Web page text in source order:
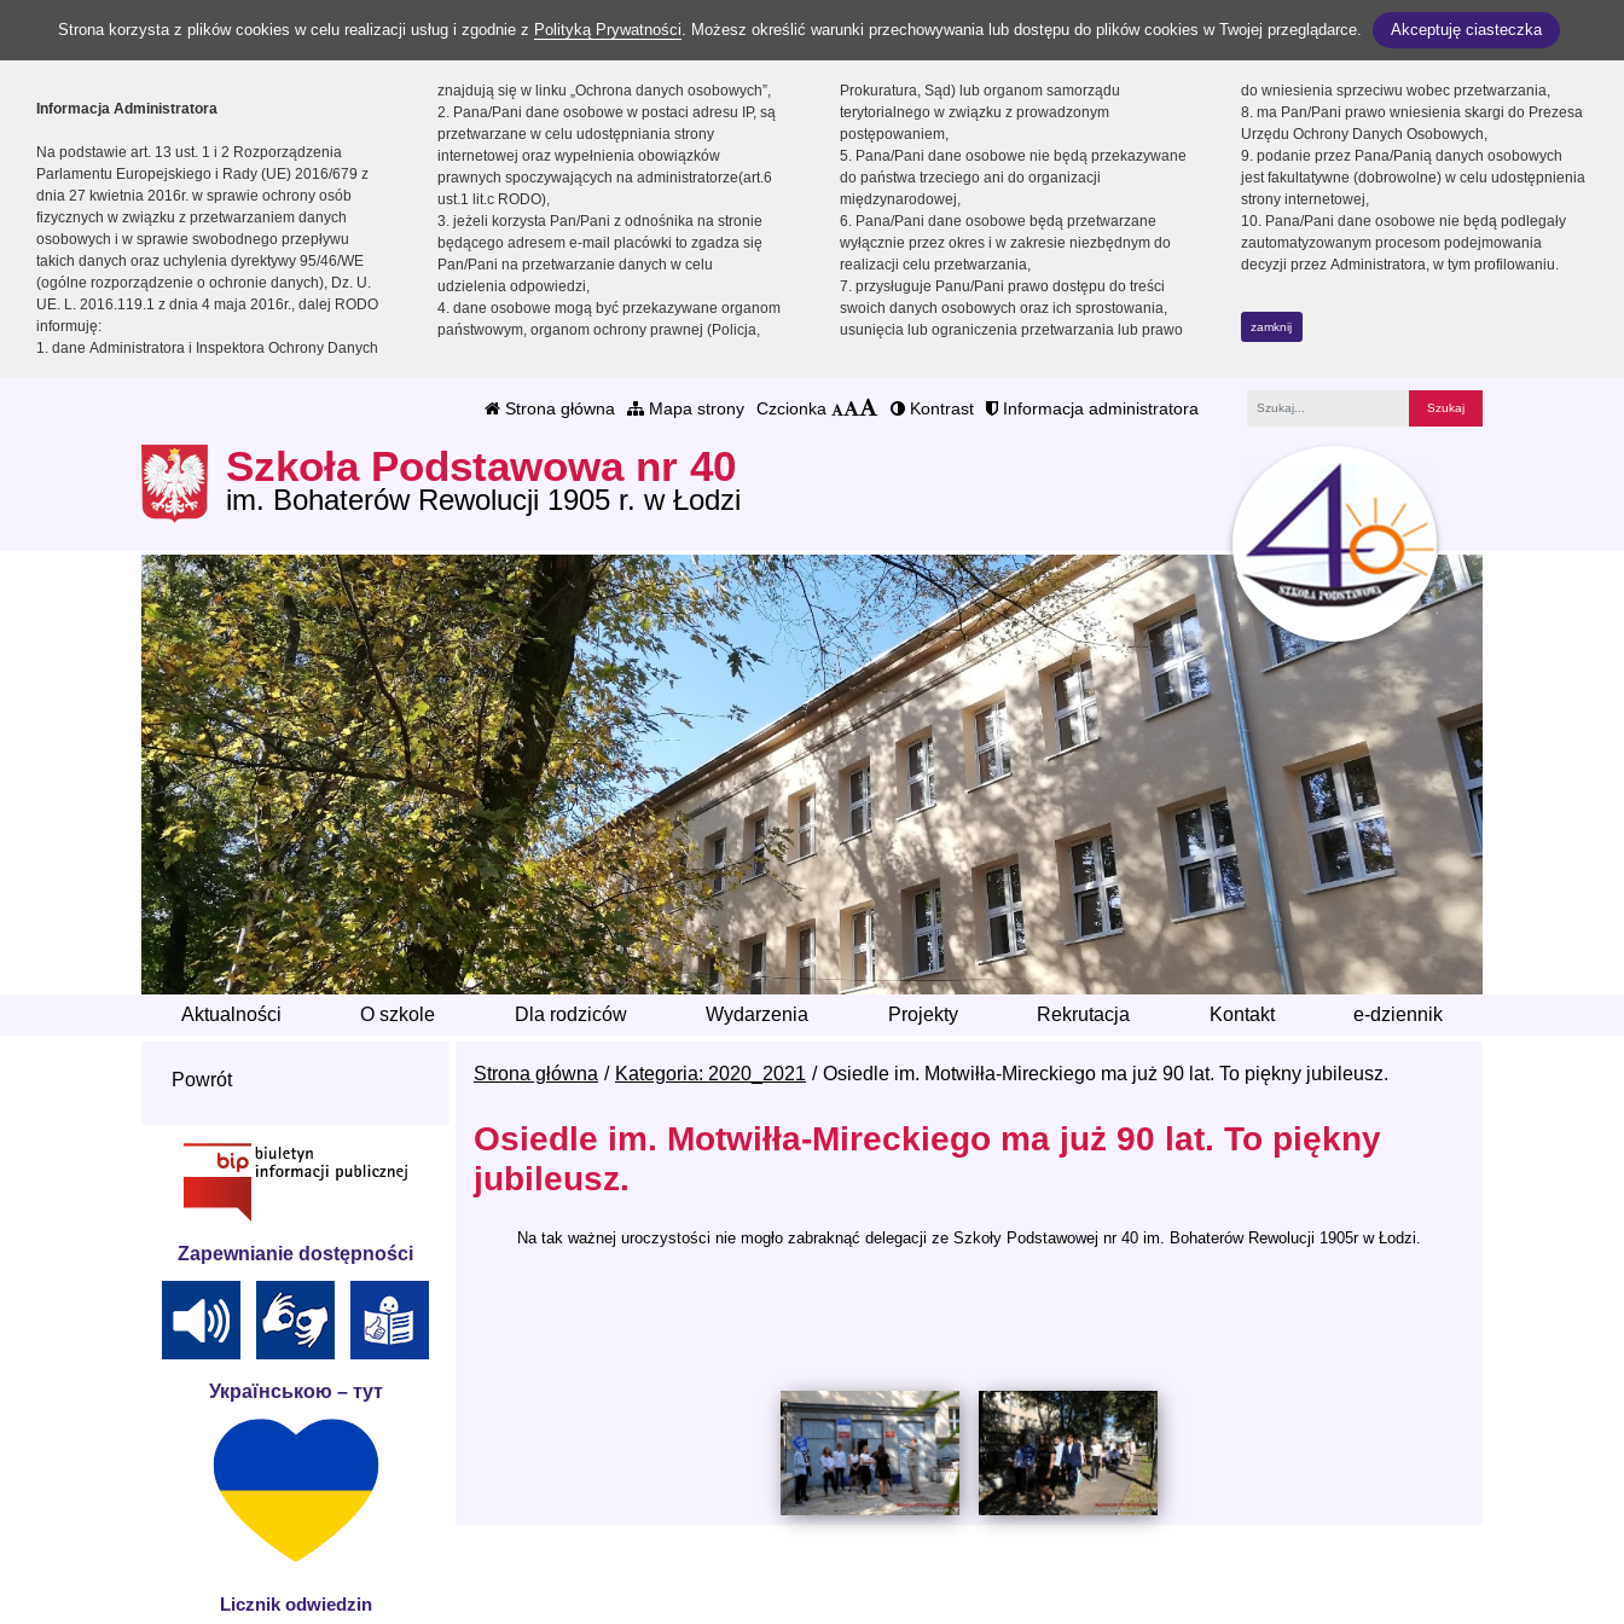
Strona korzysta z plików cookies w celu realizacji usług i zgodnie z Polityką Prywatności. Możesz określić warunki przechowywania lub dostępu do plików cookies w Twojej przeglądarce. Akceptuję ciasteczka
Informacja Administratora
Na podstawie art. 13 ust. 1 i 2 Rozporządzenia
Parlamentu Europejskiego i Rady (UE) 2016/679 z
dnia 27 kwietnia 2016r. w sprawie ochrony osób
fizycznych w związku z przetwarzaniem danych
osobowych i w sprawie swobodnego przepływu
takich danych oraz uchylenia dyrektywy 95/46/WE
(ogólne rozporządzenie o ochronie danych), Dz. U.
UE. L. 2016.119.1 z dnia 4 maja 2016r., dalej RODO
informuję:
1. dane Administratora i Inspektora Ochrony Danych
znajdują się w linku „Ochrona danych osobowych”,
2. Pana/Pani dane osobowe w postaci adresu IP, są
przetwarzane w celu udostępniania strony
internetowej oraz wypełnienia obowiązków
prawnych spoczywających na administratorze(art.6
ust.1 lit.c RODO),
3. jeżeli korzysta Pan/Pani z odnośnika na stronie
będącego adresem e-mail placówki to zgadza się
Pan/Pani na przetwarzanie danych w celu
udzielenia odpowiedzi,
4. dane osobowe mogą być przekazywane organom
państwowym, organom ochrony prawnej (Policja,
Prokuratura, Sąd) lub organom samorządu
terytorialnego w związku z prowadzonym
postępowaniem,
5. Pana/Pani dane osobowe nie będą przekazywane
do państwa trzeciego ani do organizacji
międzynarodowej,
6. Pana/Pani dane osobowe będą przetwarzane
wyłącznie przez okres i w zakresie niezbędnym do
realizacji celu przetwarzania,
7. przysługuje Panu/Pani prawo dostępu do treści
swoich danych osobowych oraz ich sprostowania,
usunięcia lub ograniczenia przetwarzania lub prawo
do wniesienia sprzeciwu wobec przetwarzania,
8. ma Pan/Pani prawo wniesienia skargi do Prezesa
Urzędu Ochrony Danych Osobowych,
9. podanie przez Pana/Panią danych osobowych
jest fakultatywne (dobrowolne) w celu udostępnienia
strony internetowej,
10. Pana/Pani dane osobowe nie będą podlegały
zautomatyzowanym procesom podejmowania
decyzji przez Administratora, w tym profilowaniu.
zamknij
Strona główna Mapa strony Czcionka Kontrast Informacja administratora
Szkoła Podstawowa nr 40
im. Bohaterów Rewolucji 1905 r. w Łodzi
Aktualności O szkole Dla rodziców Wydarzenia Projekty Rekrutacja Kontakt e-dziennik
Strona główna Kategoria: 2020_2021 Osiedle im. Motwiłła-Mireckiego ma już 90 lat. To piękny jubileusz.
Osiedle im. Motwiłła-Mireckiego ma już 90 lat. To piękny
jubileusz.
Na tak ważnej uroczystości nie mogło zabraknąć delegacji ze Szkoły Podstawowej nr 40 im. Bohaterów Rewolucji 1905r w Łodzi.
Powrót
Zapewnianie dostępności
Українською – тут
Licznik odwiedzin